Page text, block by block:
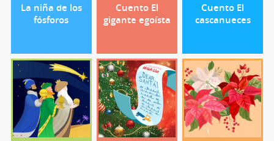
La niña de los
fósforos
Cuento El
gigante egoísta
Cuento El
cascanueces